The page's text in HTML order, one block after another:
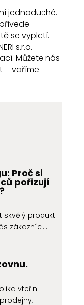
jednoduché.
se vyplatí.
s.r.o.
Můžete nás
– vaříme
Proč si
pořizují
skvělý produkt
zákazníci...
vteřin.